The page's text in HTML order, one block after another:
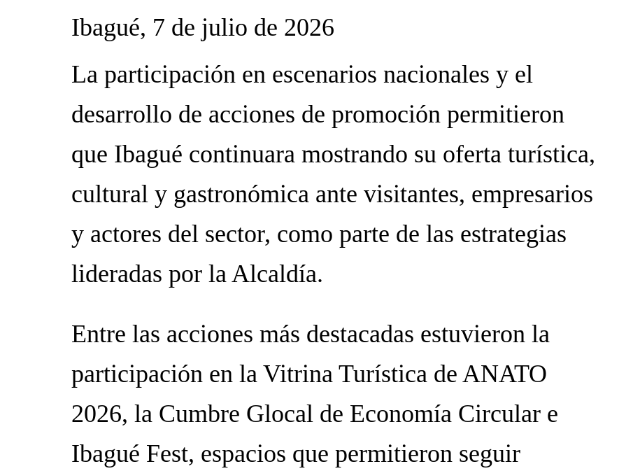
Ibagué, 7 de julio de 2026
La participación en escenarios nacionales y el
desarrollo de acciones de promoción permitieron
que Ibagué continuara mostrando su oferta turística,
cultural y gastronómica ante visitantes, empresarios
y actores del sector, como parte de las estrategias
lideradas por la Alcaldía.
Entre las acciones más destacadas estuvieron la
participación en la Vitrina Turística de ANATO
2026, la Cumbre Glocal de Economía Circular e
Ibagué Fest, espacios que permitieron seguir